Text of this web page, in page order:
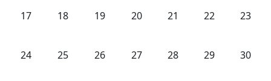
Žádné události, pondělí, 17. srpna
17 Žádné události, úterý, 18. srpna
18 Žádné události, středa, 19. srpna
19 Žádné události, čtvrtek, 20.
20 Žádné události, pátek,
21 Žádné
22 23
Žádné události, pondělí, 24. srpna
24 Žádné události, úterý, 25. srpna
25 Žádné události, středa, 26. srpna
26 Žádné události, čtvrtek, 27.
27 Žádné události, pátek,
28 Žádné
29 30